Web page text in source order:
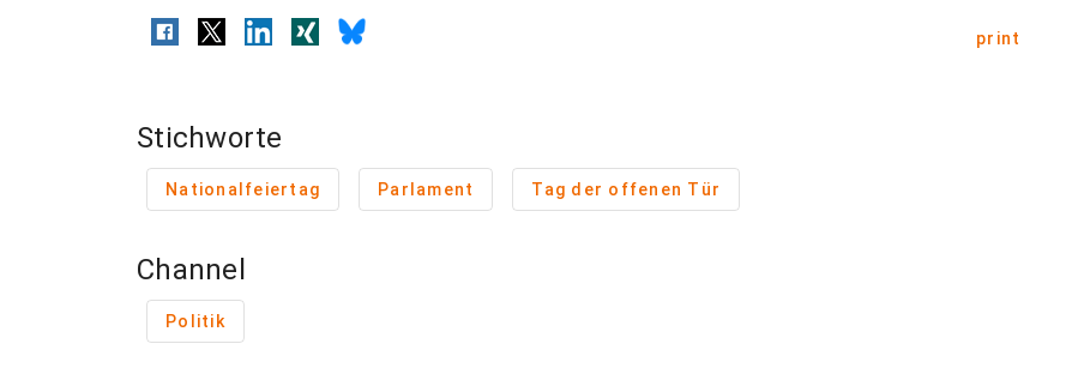
print
Stichworte
Nationalfeiertag Parlament Tag der offenen Tür
Channel
Politik